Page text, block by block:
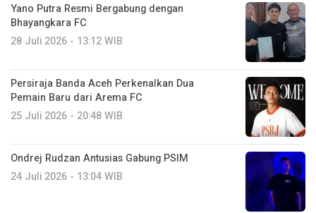
Yano Putra Resmi Bergabung dengan
Bhayangkara FC
28 Juli 2026 - 13:12 WIB
Persiraja Banda Aceh Perkenalkan Dua
Pemain Baru dari Arema FC
25 Juli 2026 - 20:48 WIB
Ondrej Rudzan Antusias Gabung PSIM
24 Juli 2026 - 13:04 WIB